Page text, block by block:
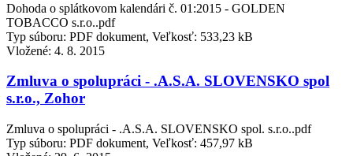
Dohoda o splátkovom kalendári č. 01:2015 - GOLDEN
TOBACCO s.r.o..pdf
Typ súboru: PDF dokument, Veľkosť: 533,23 kB
Vložené: 4. 8. 2015
Zmluva o spolupráci - .A.S.A. SLOVENSKO spol
s.r.o., Zohor
Zmluva o spolupráci - .A.S.A. SLOVENSKO spol. s.r.o..pdf
Typ súboru: PDF dokument, Veľkosť: 457,97 kB